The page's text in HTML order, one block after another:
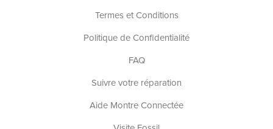
Termes et Conditions
Politique de Confidentialité
FAQ
Suivre votre réparation
Aide Montre Connectée